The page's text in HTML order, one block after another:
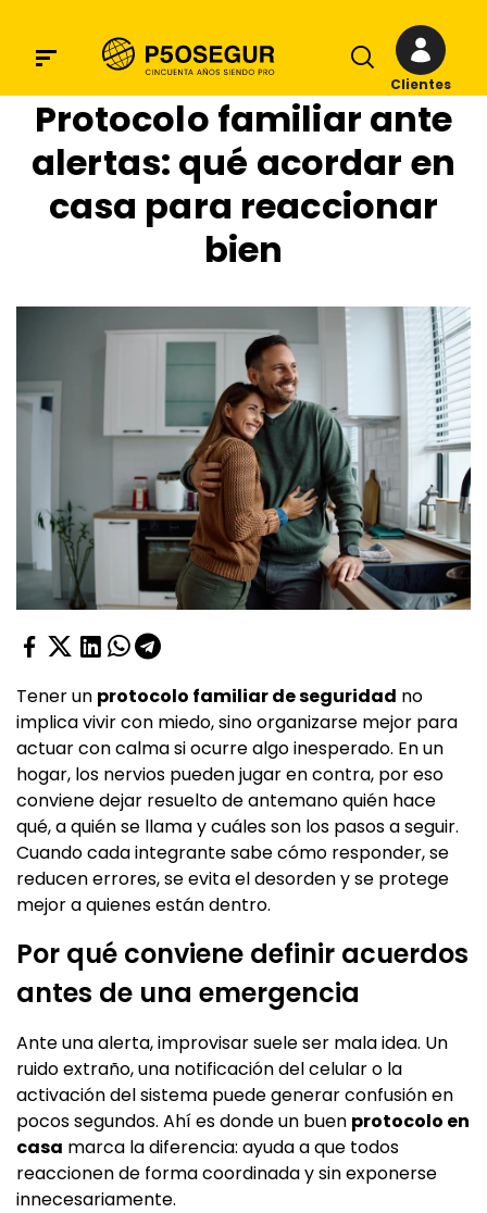
Clientes
Protocolo familiar ante
alertas: qué acordar en
casa para reaccionar
bien
Tener un protocolo familiar de seguridad no
implica vivir con miedo, sino organizarse mejor para
actuar con calma si ocurre algo inesperado. En un
hogar, los nervios pueden jugar en contra, por eso
conviene dejar resuelto de antemano quién hace
qué, a quién se llama y cuáles son los pasos a seguir.
Cuando cada integrante sabe cómo responder, se
reducen errores, se evita el desorden y se protege
mejor a quienes están dentro.
Por qué conviene definir acuerdos
antes de una emergencia
Ante una alerta, improvisar suele ser mala idea. Un
ruido extraño, una notificación del celular o la
activación del sistema puede generar confusión en
pocos segundos. Ahí es donde un buen protocolo en
casa marca la diferencia: ayuda a que todos
reaccionen de forma coordinada y sin exponerse
innecesariamente.